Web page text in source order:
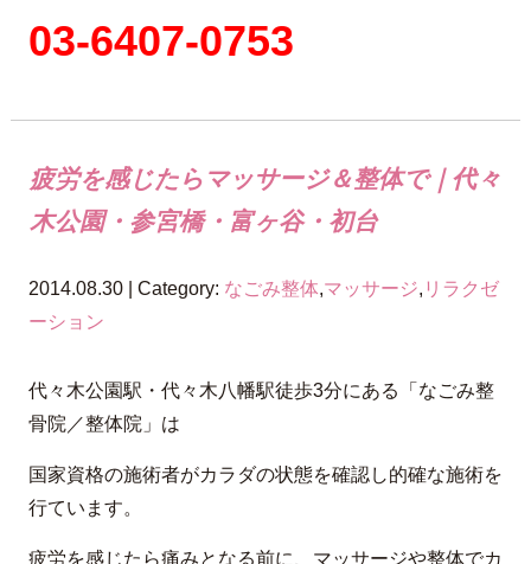
03-6407-0753
疲労を感じたらマッサージ＆整体で｜代々
木公園・参宮橋・富ヶ谷・初台
2014.08.30 | Category: なごみ整体,マッサージ, リラクゼ
ーション
代々木公園駅・代々木八幡駅徒歩3分にある「なごみ整
骨院／整体院」は
国家資格の施術者がカラダの状態を確認し的確な施術を
行ています。
疲労を感じたら痛みとなる前に、マッサージや整体でカ